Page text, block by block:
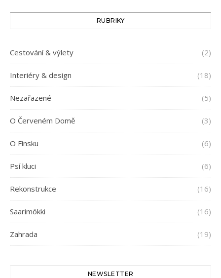
RUBRIKY
Cestování & výlety (2)
Interiéry & design (18)
Nezařazené (5)
O Červeném Domě (3)
O Finsku (6)
Psí kluci (6)
Rekonstrukce (16)
Saarimökki (16)
Zahrada (19)
NEWSLETTER